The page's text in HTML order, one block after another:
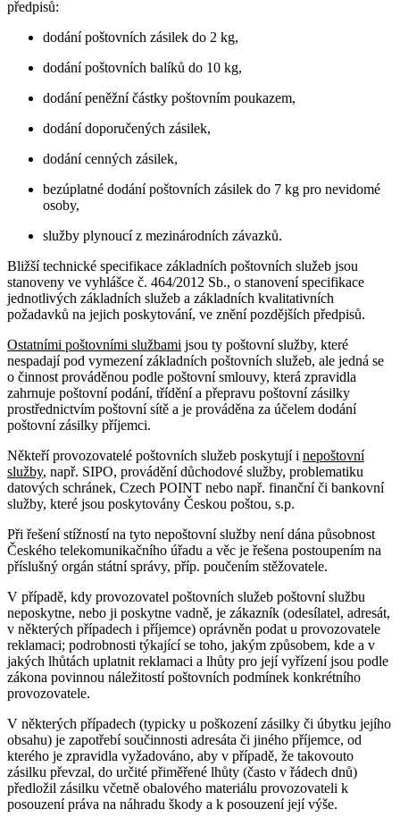
předpisů:
dodání poštovních zásilek do 2 kg,
dodání poštovních balíků do 10 kg,
dodání peněžní částky poštovním poukazem,
dodání doporučených zásilek,
dodání cenných zásilek,
bezúplatné dodání poštovních zásilek do 7 kg pro nevidomé
osoby,
služby plynoucí z mezinárodních závazků.
Bližší technické specifikace základních poštovních služeb jsou
stanoveny ve vyhlášce č. 464/2012 Sb., o stanovení specifikace
jednotlivých základních služeb a základních kvalitativních
požadavků na jejich poskytování, ve znění pozdějších předpisů.
Ostatními poštovními službami jsou ty poštovní služby, které
nespadají pod vymezení základních poštovních služeb, ale jedná se
o činnost prováděnou podle poštovní smlouvy, která zpravidla
zahrnuje poštovní podání, třídění a přepravu poštovní zásilky
prostřednictvím poštovní sítě a je prováděna za účelem dodání
poštovní zásilky příjemci.
Někteří provozovatelé poštovních služeb poskytují i nepoštovní
služby, např. SIPO, provádění důchodové služby, problematiku
datových schránek, Czech POINT nebo např. finanční či bankovní
služby, které jsou poskytovány Českou poštou, s.p.
Při řešení stížností na tyto nepoštovní služby není dána působnost
Českého telekomunikačního úřadu a věc je řešena postoupením na
příslušný orgán státní správy, příp. poučením stěžovatele.
V případě, kdy provozovatel poštovních služeb poštovní službu
neposkytne, nebo ji poskytne vadně, je zákazník (odesílatel, adresát,
v některých případech i příjemce) oprávněn podat u provozovatele
reklamaci; podrobnosti týkající se toho, jakým způsobem, kde a v
jakých lhůtách uplatnit reklamaci a lhůty pro její vyřízení jsou podle
zákona povinnou náležitostí poštovních podmínek konkrétního
provozovatele.
V některých případech (typicky u poškození zásilky či úbytku jejího
obsahu) je zapotřebí součinnosti adresáta či jiného příjemce, od
kterého je zpravidla vyžadováno, aby v případě, že takovouto
zásilku převzal, do určité přiměřené lhůty (často v řádech dnů)
předložil zásilku včetně obalového materiálu provozovateli k
posouzení práva na náhradu škody a k posouzení její výše.